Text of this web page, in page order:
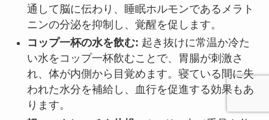
通して脳に伝わり、睡眠ホルモンであるメラト
ニンの分泌を抑制し、覚醒を促します。
コップ一杯の水を飲む: 起き抜けに常温か冷た
い水をコップ一杯飲むことで、胃腸が刺激さ
れ、体が内側から目覚めます。寝ている間に失
われた水分を補給し、血行を促進する効果もあ
ります。